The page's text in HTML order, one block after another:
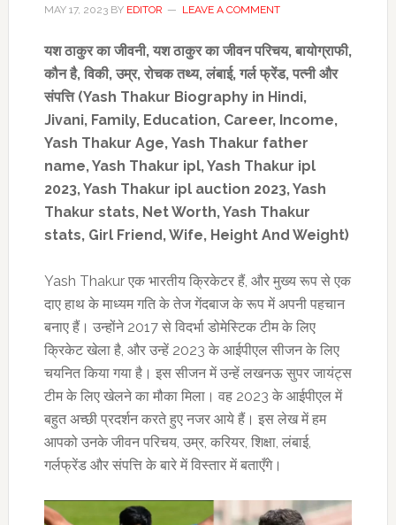
MAY 17, 2023BY EDITOR LEAVE A COMMENT
यश ठाकुर का जीवनी,यश ठाकुर का जीवन परिचय,बायोग्राफी,
कौन है,विकी, उम्र,रोचक तथ्य, लंबाई,गर्ल फ्रेंड,पत्नी और
संपत्ति (Yash Thakur Biography in Hindi,
Jivani, Family, Education, Career, Income,
Yash Thakur Age, Yash Thakur father
name, Yash Thakur ipl, Yash Thakur ipl
2023, Yash Thakur ipl auction 2023, Yash
Thakur stats, Net Worth, Yash Thakur
stats,GirlFriend,Wife, Height And Weight)
Yash Thakur एक भारतीय क्रिकेटर हैं, और मुख्य रूप से एक
दाए हाथ के माध्यम गति के तेज गेंदबाज के रूप में अपनी पहचान
बनाए हैं। उन्होंने 2017 से विदर्भा डोमेस्टिक टीम के लिए
क्रिकेट खेला है, और उन्हें 2023 के आईपीएल सीजन के लिए
चयनित किया गया है। इस सीजन में उन्हें लखनऊ सुपर जायंट्स
टीम के लिए खेलने का मौका मिला। वह 2023 के आईपीएल में
बहुत अच्छी प्रदर्शन करते हुए नजर आये हैं। इस लेख में हम
आपको उनके जीवन परिचय, उम्र, करियर, शिक्षा, लंबाई,
गर्लफ्रेंड और संपत्ति के बारे में विस्तार में बताएँगे।